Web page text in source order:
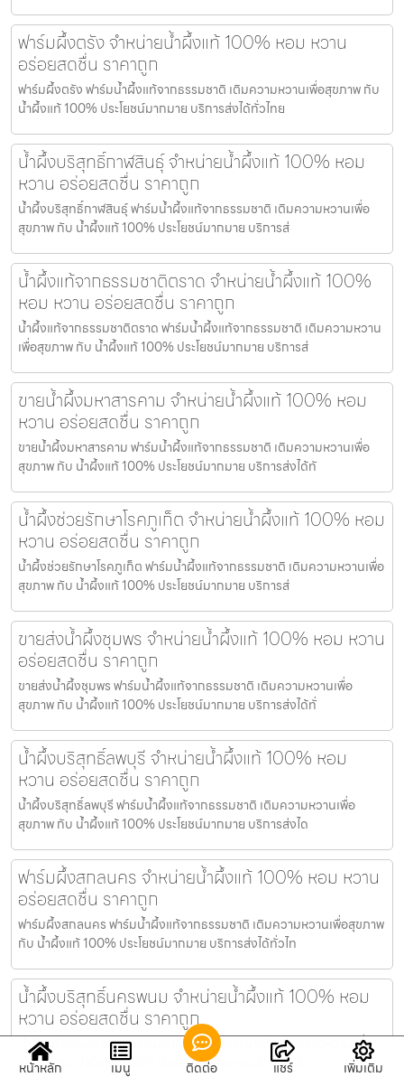
ฟาร์มผึ้งตรัง จำหน่ายน้ำผึ้งแท้ 100% หอม หวาน
อร่อยสดชื่น ราคาถูก
ฟาร์มผึ้งตรัง ฟาร์มน้ำผึ้งแท้จากธรรมชาติ เติมความหวานเพื่อสุขภาพ กับ
น้ำผึ้งแท้ 100% ประโยชน์มากมาย บริการส่งได้ทั่วไทย
น้ำผึ้งบริสุทธิ์กาฬสินธุ์ จำหน่ายน้ำผึ้งแท้ 100% หอม
หวาน อร่อยสดชื่น ราคาถูก
น้ำผึ้งบริสุทธิ์กาฬสินธุ์ ฟาร์มน้ำผึ้งแท้จากธรรมชาติ เติมความหวานเพื่อ
สุขภาพ กับ น้ำผึ้งแท้ 100% ประโยชน์มากมาย บริการส่
น้ำผึ้งแท้จากธรรมชาติตราด จำหน่ายน้ำผึ้งแท้ 100%
หอม หวาน อร่อยสดชื่น ราคาถูก
น้ำผึ้งแท้จากธรรมชาติตราด ฟาร์มน้ำผึ้งแท้จากธรรมชาติ เติมความหวาน
เพื่อสุขภาพ กับ น้ำผึ้งแท้ 100% ประโยชน์มากมาย บริการส่
ขายน้ำผึ้งมหาสารคาม จำหน่ายน้ำผึ้งแท้ 100% หอม
หวาน อร่อยสดชื่น ราคาถูก
ขายน้ำผึ้งมหาสารคาม ฟาร์มน้ำผึ้งแท้จากธรรมชาติ เติมความหวานเพื่อ
สุขภาพ กับ น้ำผึ้งแท้ 100% ประโยชน์มากมาย บริการส่งได้ทั
น้ำผึ้งช่วยรักษาโรคภูเก็ต จำหน่ายน้ำผึ้งแท้ 100% หอม
หวาน อร่อยสดชื่น ราคาถูก
น้ำผึ้งช่วยรักษาโรคภูเก็ต ฟาร์มน้ำผึ้งแท้จากธรรมชาติ เติมความหวานเพื่อ
สุขภาพ กับ น้ำผึ้งแท้ 100% ประโยชน์มากมาย บริการส่
ขายส่งน้ำผึ้งชุมพร จำหน่ายน้ำผึ้งแท้ 100% หอม หวาน
อร่อยสดชื่น ราคาถูก
ขายส่งน้ำผึ้งชุมพร ฟาร์มน้ำผึ้งแท้จากธรรมชาติ เติมความหวานเพื่อ
สุขภาพ กับ น้ำผึ้งแท้ 100% ประโยชน์มากมาย บริการส่งได้ทั่
น้ำผึ้งบริสุทธิ์ลพบุรี จำหน่ายน้ำผึ้งแท้ 100% หอม
หวาน อร่อยสดชื่น ราคาถูก
น้ำผึ้งบริสุทธิ์ลพบุรี ฟาร์มน้ำผึ้งแท้จากธรรมชาติ เติมความหวานเพื่อ
สุขภาพ กับ น้ำผึ้งแท้ 100% ประโยชน์มากมาย บริการส่งได
ฟาร์มผึ้งสกลนคร จำหน่ายน้ำผึ้งแท้ 100% หอม หวาน
อร่อยสดชื่น ราคาถูก
ฟาร์มผึ้งสกลนคร ฟาร์มน้ำผึ้งแท้จากธรรมชาติ เติมความหวานเพื่อสุขภาพ
กับ น้ำผึ้งแท้ 100% ประโยชน์มากมาย บริการส่งได้ทั่วไท
น้ำผึ้งบริสุทธิ์นครพนม จำหน่ายน้ำผึ้งแท้ 100% หอม
หวาน อร่อยสดชื่น ราคาถูก
น้ำผึ้งบริสุทธิ์นครพนม ฟาร์มน้ำผึ้งแท้จากธรรมชาติ เติมความหวานเพื่อ
สุขภาพ กับ น้ำผึ้งแท้ 100% ประโยชน์มากมาย บริการส่งได
หน้าหลัก เมนู ติดต่อ แชร์ เพิ่มเติม